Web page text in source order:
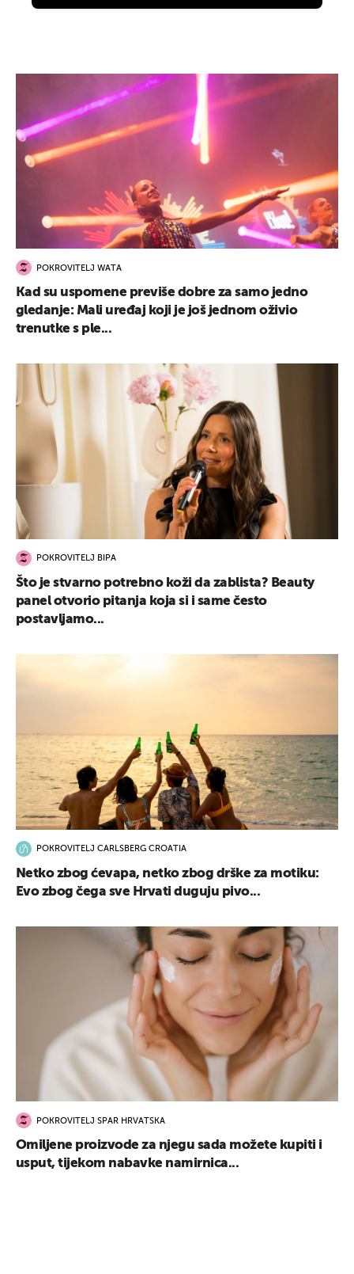
POKROVITELJ WATA
Kad su uspomene previše dobre za samo jedno
gledanje: Mali uređaj koji je još jednom oživio
trenutke s ple...
POKROVITELJ BIPA
Što je stvarno potrebno koži da zablista? Beauty
panel otvorio pitanja koja si i same često
postavljamo...
POKROVITELJ CARLSBERG CROATIA
Netko zbog ćevapa, netko zbog drške za motiku:
Evo zbog čega sve Hrvati duguju pivo...
POKROVITELJ SPAR HRVATSKA
Omiljene proizvode za njegu sada možete kupiti i
usput, tijekom nabavke namirnica...